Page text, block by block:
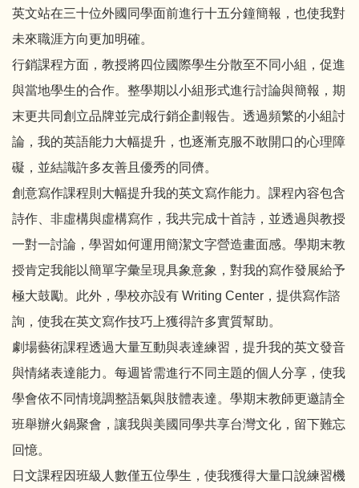
英文站在三十位外國同學面前進行十五分鐘簡報，也使我對
未來職涯方向更加明確。
行銷課程方面，教授將四位國際學生分散至不同小組，促進
與當地學生的合作。整學期以小組形式進行討論與簡報，期
末更共同創立品牌並完成行銷企劃報告。透過頻繁的小組討
論，我的英語能力大幅提升，也逐漸克服不敢開口的心理障
礙，並結識許多友善且優秀的同儕。
創意寫作課程則大幅提升我的英文寫作能力。課程內容包含
詩作、非虛構與虛構寫作，我共完成十首詩，並透過與教授
一對一討論，學習如何運用簡潔文字營造畫面感。學期末教
授肯定我能以簡單字彙呈現具象意象，對我的寫作發展給予
極大鼓勵。此外，學校亦設有 Writing Center，提供寫作諮
詢，使我在英文寫作技巧上獲得許多實質幫助。
劇場藝術課程透過大量互動與表達練習，提升我的英文發音
與情緒表達能力。每週皆需進行不同主題的個人分享，使我
學會依不同情境調整語氣與肢體表達。學期末教師更邀請全
班舉辦火鍋聚會，讓我與美國同學共享台灣文化，留下難忘
回憶。
日文課程因班級人數僅五位學生，使我獲得大量口說練習機